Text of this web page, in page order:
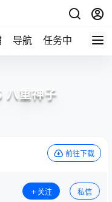
导航 任务中心 帮助
八重神子
前往下载
关注 私信